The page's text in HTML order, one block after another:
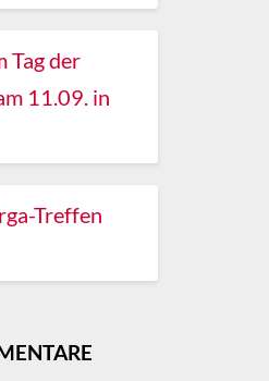
Tag der
11.09. in
Treffen